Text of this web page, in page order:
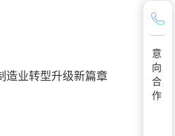
造业转型升级新篇章
意
向
合
作